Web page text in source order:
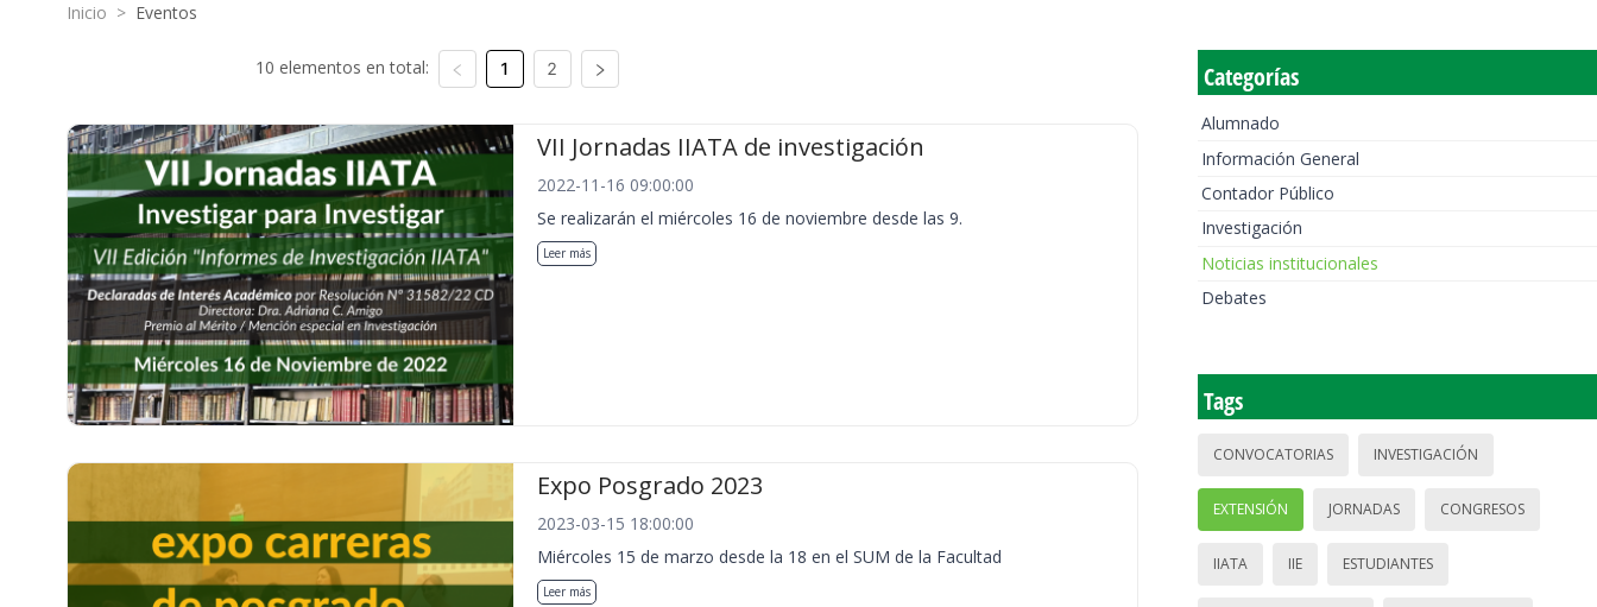
Inicio > Eventos
10 elementos en total: 1 2
VII Jornadas IIATA de investigación
2022-11-16 09:00:00
Se realizarán el miércoles 16 de noviembre desde las 9.
Leer más
Expo Posgrado 2023
2023-03-15 18:00:00
Miércoles 15 de marzo desde la 18 en el SUM de la Facultad
Leer más
Categorías
Alumnado
Información General
Contador Público
Investigación
Noticias institucionales
Debates
Tags
CONVOCATORIAS INVESTIGACIÓN
EXTENSIÓN JORNADAS CONGRESOS
IIATA IIE ESTUDIANTES